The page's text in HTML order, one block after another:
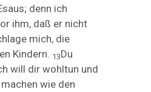
denn ich
ihm, daß er nicht
mich, die
Kindern. 13Du
will dir wohltun und
wie den